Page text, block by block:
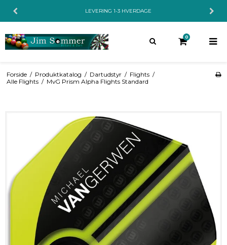
LEVERING 1-3 HVERDAGE
0
Forside / Produktkatalog / Dartudstyr / Flights /
Alle Flights / MvG Prism Alpha Flights Standard